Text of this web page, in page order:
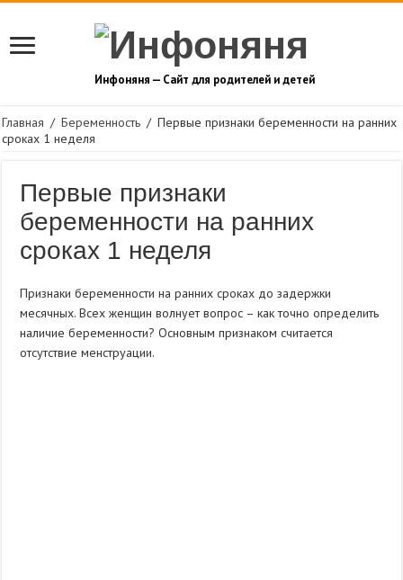
Инфоняня — Сайт для родителей и детей
Главная / Беременность / Первые признаки беременности на ранних
сроках 1 неделя
Первые признаки
беременности на ранних
сроках 1 неделя
Признаки беременности на ранних сроках до задержки
месячных. Всех женщин волнует вопрос – как точно определить
наличие беременности? Основным признаком считается
отсутствие менструации.